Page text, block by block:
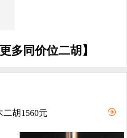
多同价位二胡】
胡1560元